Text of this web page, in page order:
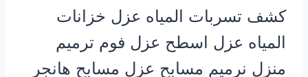
كشف تسربات المياه عزل خزانات
المياه عزل اسطح عزل فوم ترميم
منزل نرميم مسابح عزل مسابح هانجر